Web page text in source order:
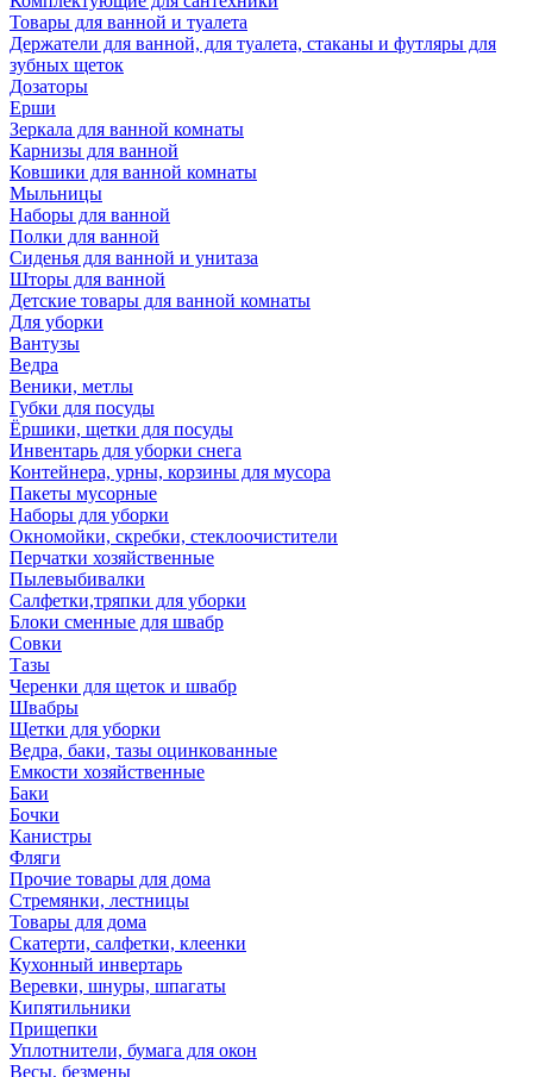
Товары для ванной и туалета
Держатели для ванной, для туалета, стаканы и футляры для
зубных щеток
Дозаторы
Ерши
Зеркала для ванной комнаты
Карнизы для ванной
Ковшики для ванной комнаты
Мыльницы
Наборы для ванной
Полки для ванной
Сиденья для ванной и унитаза
Шторы для ванной
Детские товары для ванной комнаты
Для уборки
Вантузы
Ведра
Веники, метлы
Губки для посуды
Ёршики, щетки для посуды
Инвентарь для уборки снега
Контейнера, урны, корзины для мусора
Пакеты мусорные
Наборы для уборки
Окномойки, скребки, стеклоочистители
Перчатки хозяйственные
Пылевыбивалки
Салфетки,тряпки для уборки
Блоки сменные для швабр
Совки
Тазы
Черенки для щеток и швабр
Швабры
Щетки для уборки
Ведра, баки, тазы оцинкованные
Емкости хозяйственные
Баки
Бочки
Канистры
Фляги
Прочие товары для дома
Стремянки, лестницы
Товары для дома
Скатерти, салфетки, клеенки
Кухонный инвертарь
Веревки, шнуры, шпагаты
Кипятильники
Прищепки
Уплотнители, бумага для окон
Весы, безмены